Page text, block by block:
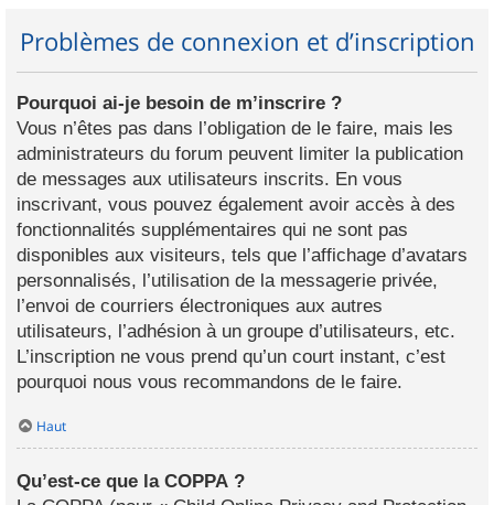
Problèmes de connexion et d’inscription
Pourquoi ai-je besoin de m’inscrire ?
Vous n’êtes pas dans l’obligation de le faire, mais les
administrateurs du forum peuvent limiter la publication
de messages aux utilisateurs inscrits. En vous
inscrivant, vous pouvez également avoir accès à des
fonctionnalités supplémentaires qui ne sont pas
disponibles aux visiteurs, tels que l’affichage d’avatars
personnalisés, l’utilisation de la messagerie privée,
l’envoi de courriers électroniques aux autres
utilisateurs, l’adhésion à un groupe d’utilisateurs, etc.
L’inscription ne vous prend qu’un court instant, c’est
pourquoi nous vous recommandons de le faire.
Haut
Qu’est-ce que la COPPA ?